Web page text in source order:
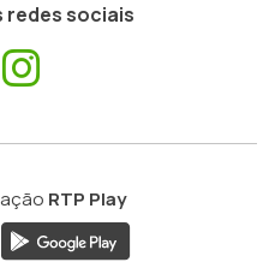
redes sociais
Facebook
RTP Play